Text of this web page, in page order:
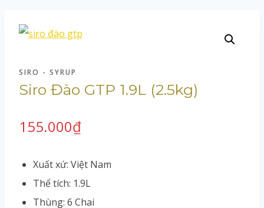
SIRO - SYRUP
Siro Đào GTP 1.9L (2.5kg)
155.000₫
Xuất xứ: Việt Nam
Thể tích: 1.9L
Thùng: 6 Chai